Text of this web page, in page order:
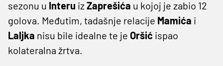
sezonu u Interu izZaprešića u kojoj je zabio 12
golova. Međutim, tadašnje relacije Mamića i
Laljka nisu bile idealne te je Oršić ispao
kolateralna žrtva.